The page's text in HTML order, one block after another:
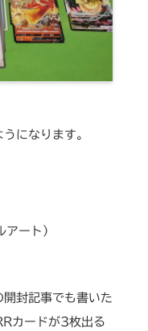
になります。
ート）
封記事でも書いた
カードが3枚出る